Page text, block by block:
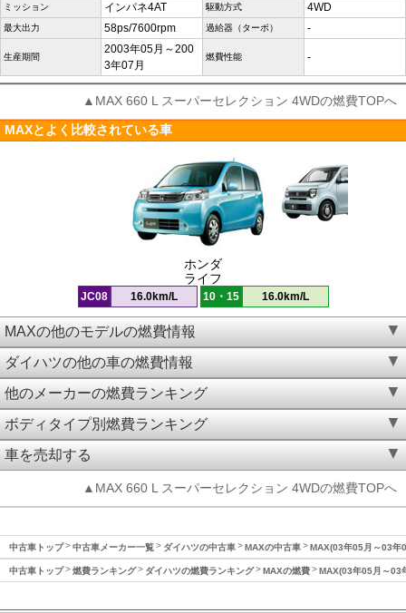
ミッション インパネ4AT 駆動方式 4WD
最大出力 58ps/7600rpm 過給器（ターボ） -
生産期間
2003年05月～200
3年07月
燃費性能 -
▲MAX 660 L スーパーセレクション 4WDの燃費TOPへ
MAXとよく比較されている車
ホンダ
ライフ
JC08 16.0km/L 10・15 16.0km/L
MAXの他のモデルの燃費情報
ダイハツの他の車の燃費情報
他のメーカーの燃費ランキング
ボディタイプ別燃費ランキング
車を売却する
▲MAX 660 L スーパーセレクション 4WDの燃費TOPへ
中古車トップ 中古車メーカー一覧 ダイハツの中古車 MAXの中古車 MAX(03年05月～03年
中古車トップ 燃費ランキング ダイハツの燃費ランキング MAXの燃費 MAX(03年05月～03